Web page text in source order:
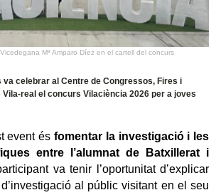
Mª Amparo Díez en el cartell del concurs
va celebrar al Centre de Congressos, Fires i
Vila-real el concurs Vilaciència 2026 per a joves
event és fomentar la investigació i les
entre l’alumnat de Batxillerat i
va tenir l’oportunitat d’explicar
al públic visitant en el seu